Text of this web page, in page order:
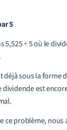
5
5,525 ÷ 5 où le
déjà sous la forme
dividende est
ce problème, nous